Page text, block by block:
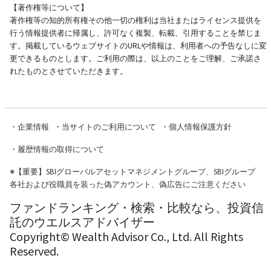
【著作権等について】
著作権等の知的所有権その他一切の権利は当社またはライセンス提供を
行う情報提供者に帰属し、許可なく複製、転載、引用することを禁じま
す。掲載しているウェブサイトのURLや情報は、利用者への予告なしに変
更できるものとします。ご利用の際は、以上のことをご理解、ご承諾さ
れたものとさせていただきます。
・ 企業情報 ・ 当サイトのご利用について ・ 個人情報保護方針
・ 履歴情報の取得について
※【重要】SBIグローバルアセットマネジメントグループ、SBIグループ
各社および役職員を装った偽アカウント、偽広告にご注意ください
ファンドランキング・検索・比較なら、投資信
託のウエルスアドバイザー
Copyright© Wealth Advisor Co., Ltd. All Rights
Reserved.